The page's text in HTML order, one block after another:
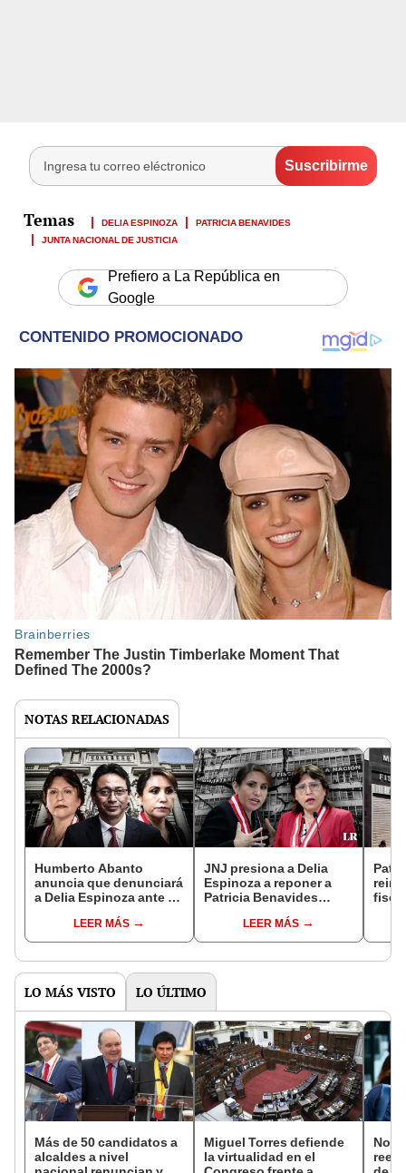
DELIA ESPINOZA
PATRICIA BENAVIDES
JUNTA NACIONAL DE JUSTICIA
Prefiero a La República en
Google
NOTAS RELACIONADAS
Humberto Abanto
anuncia que denunciará
a Delia Espinoza ante el
reponer como fiscal a
Patricia Benavides
LEER MÁS
JNJ presiona a Delia
Espinoza a reponer a
Patricia Benavides
LEER MÁS
LO MÁS VISTO LO ÚLTIMO
Más de 50 candidatos a
alcaldes a nivel
Miguel Torres defiende
la virtualidad en el